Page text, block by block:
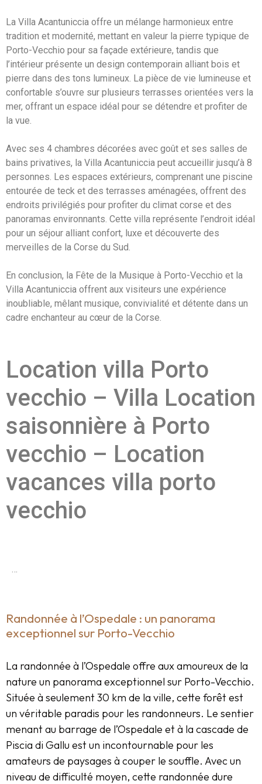
La Villa Acantuniccia offre un mélange harmonieux entre
tradition et modernité, mettant en valeur la pierre typique de
Porto-Vecchio pour sa façade extérieure, tandis que
l’intérieur présente un design contemporain alliant bois et
pierre dans des tons lumineux. La pièce de vie lumineuse et
confortable s’ouvre sur plusieurs terrasses orientées vers la
mer, offrant un espace idéal pour se détendre et profiter de
la vue.
Avec ses 4 chambres décorées avec goût et ses salles de
bains privatives, la Villa Acantuniccia peut accueillir jusqu’à 8
personnes. Les espaces extérieurs, comprenant une piscine
entourée de teck et des terrasses aménagées, offrent des
endroits privilégiés pour profiter du climat corse et des
panoramas environnants. Cette villa représente l’endroit idéal
pour un séjour alliant confort, luxe et découverte des
merveilles de la Corse du Sud.
En conclusion, la Fête de la Musique à Porto-Vecchio et la
Villa Acantuniccia offrent aux visiteurs une expérience
inoubliable, mêlant musique, convivialité et détente dans un
cadre enchanteur au cœur de la Corse.
Location villa Porto
vecchio – Villa Location
saisonnière à Porto
vecchio – Location
vacances villa porto
vecchio
…
Randonnée à l’Ospedale : un panorama
exceptionnel sur Porto-Vecchio
La randonnée à l’Ospedale offre aux amoureux de la
nature un panorama exceptionnel sur Porto-Vecchio.
Située à seulement 30 km de la ville, cette forêt est
un véritable paradis pour les randonneurs. Le sentier
menant au barrage de l’Ospedale et à la cascade de
Piscia di Gallu est un incontournable pour les
amateurs de paysages à couper le souffle. Avec un
niveau de difficulté moyen, cette randonnée dure